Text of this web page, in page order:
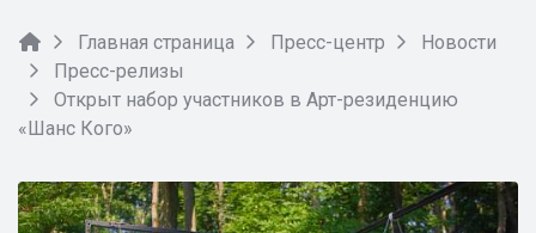
Главная страница Пресс-центр
Новости
Пресс-релизы
Открыт набор участников в Арт-резиденцию
«Шанс Кого»